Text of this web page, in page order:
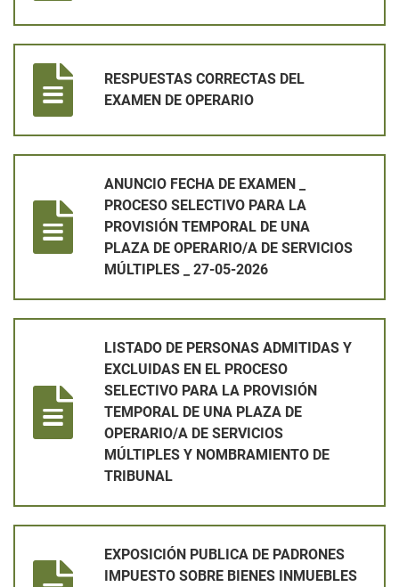
RESPUESTAS CORRECTAS DEL
EXAMEN DE OPERARIO
ANUNCIO FECHA DE EXAMEN _
PROCESO SELECTIVO PARA LA
PROVISIÓN TEMPORAL DE UNA
PLAZA DE OPERARIO/A DE SERVICIOS
MÚLTIPLES _ 27-05-2026
LISTADO DE PERSONAS ADMITIDAS Y
EXCLUIDAS EN EL PROCESO
SELECTIVO PARA LA PROVISIÓN
TEMPORAL DE UNA PLAZA DE
OPERARIO/A DE SERVICIOS
MÚLTIPLES Y NOMBRAMIENTO DE
TRIBUNAL
EXPOSICIÓN PUBLICA DE PADRONES
IMPUESTO SOBRE BIENES INMUEBLES